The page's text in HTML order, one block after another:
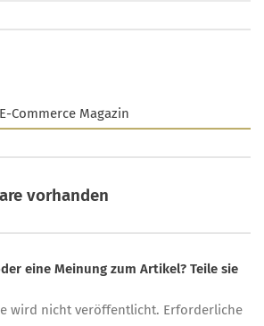
E-Commerce Magazin
vorhanden
eine Meinung zum Artikel? Teile sie
wird nicht veröffentlicht. Erforderliche